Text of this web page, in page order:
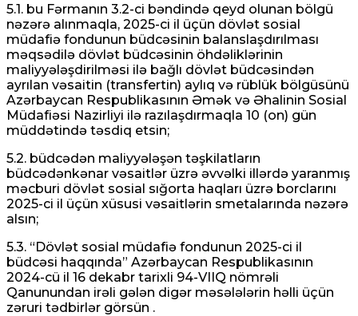
5.1. bu Fərmanın 3.2-ci bəndində qeyd olunan bölgü
nəzərə alınmaqla, 2025-ci il üçün dövlət sosial
müdafiə fondunun büdcəsinin balanslaşdırılması
məqsədilə dövlət büdcəsinin öhdəliklərinin
maliyyələşdirilməsi ilə bağlı dövlət büdcəsindən
ayrılan vəsaitin (transfertin) aylıq və rüblük bölgüsünü
Azərbaycan Respublikasının Əmək və Əhalinin Sosial
Müdafiəsi Nazirliyi ilə razılaşdırmaqla 10 (on) gün
müddətində təsdiq etsin;
5.2. büdcədən maliyyələşən təşkilatların
büdcədənkənar vəsaitlər üzrə əvvəlki illərdə yaranmış
məcburi dövlət sosial sığorta haqları üzrə borclarını
2025-ci il üçün xüsusi vəsaitlərin smetalarında nəzərə
alsın;
5.3. “Dövlət sosial müdafiə fondunun 2025-ci il
büdcəsi haqqında” Azərbaycan Respublikasının
2024-cü il 16 dekabr tarixli 94-VIIQ nömrəli
Qanunundan irəli gələn digər məsələlərin həlli üçün
zəruri tədbirlər görsün .